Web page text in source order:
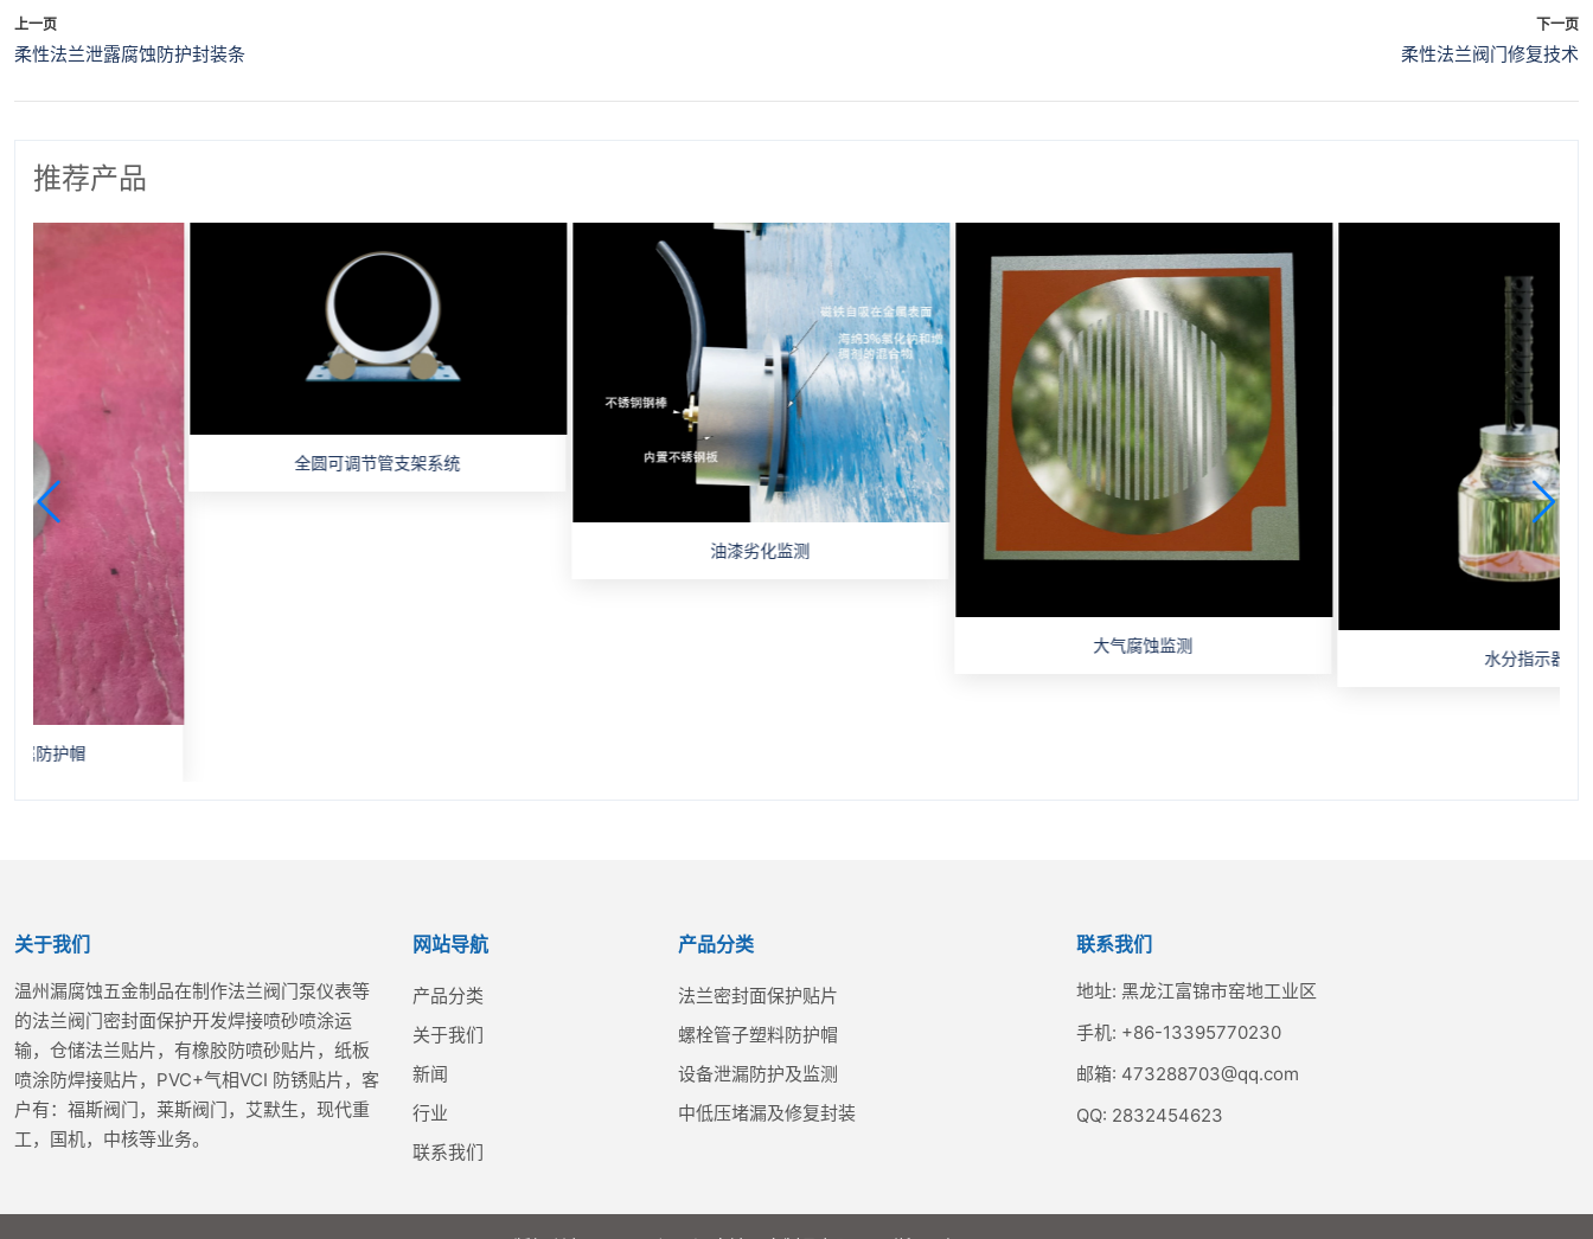
上一页
柔性法兰泄露腐蚀防护封装条
下一页
柔性法兰阀门修复技术
推荐产品
全圆可调节管支架系统
关于我们
温州漏腐蚀五金制品在制作法兰阀门泵仪表等
的法兰阀门密封面保护开发焊接喷砂喷涂运
输，仓储法兰贴片，有橡胶防喷砂贴片，纸板
喷涂防焊接贴片，PVC+气相VCI 防锈贴片，客
户有：福斯阀门，莱斯阀门，艾默生，现代重
工，国机，中核等业务。
网站导航
产品分类
关于我们
新闻
行业
联系我们
产品分类
法兰密封面保护贴片
螺栓管子塑料防护帽
设备泄漏防护及监测
中低压堵漏及修复封装
联系我们
地址: 黑龙江富锦市窑地工业区
手机: +86-13395770230
邮箱: 473288703@qq.com
QQ: 2832454623